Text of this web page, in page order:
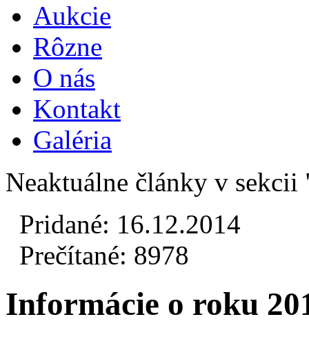
Aukcie
Rôzne
O nás
Kontakt
Galéria
Neaktuálne články v sekcii
Pridané: 16.12.2014
Prečítané: 8978
Informácie o roku